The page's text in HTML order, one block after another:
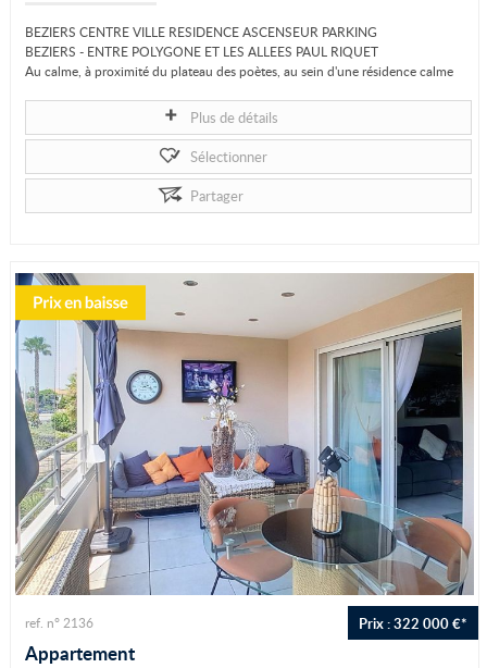
BEZIERS CENTRE VILLE RESIDENCE ASCENSEUR PARKING
BEZIERS - ENTRE POLYGONE ET LES ALLEES PAUL RIQUET
Au calme, à proximité du plateau des poètes, au sein d'une résidence calme
Plus de détails
Sélectionner
Partager
Prix : 322 000 €*
ref. n° 2136
Appartement